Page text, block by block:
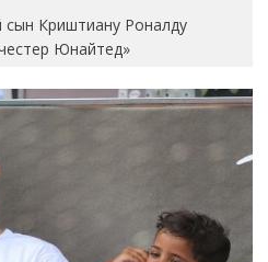
Криштиану Роналду
Юнайтед»